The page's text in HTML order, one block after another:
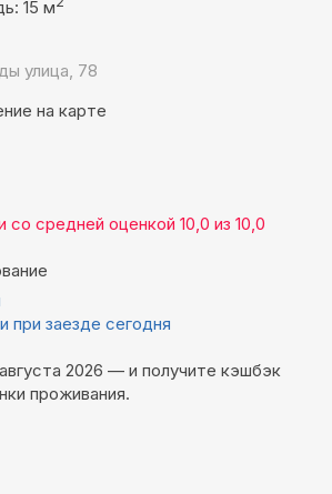
15 м
улица, 78
на карте
со средней оценкой 10,0 из 10,0
при заезде сегодня
2026 — и получите кэшбэк
проживания.